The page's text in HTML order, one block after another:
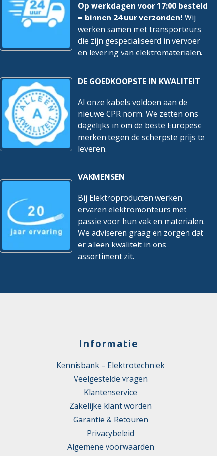
Op werkdagen voor 17:00 besteld
= binnen 24 uur verzonden! Wij
werken samen met transporteurs
die zijn gespecialiseerd in vervoer
en levering van elektromaterialen.
DE GOEDKOOPSTE IN KWALITEIT
Al onze kabels voldoen aan de
nieuwe CPR norm. We zetten ons
dagelijks in om de beste Europese
merken tegen de scherpste prijs te
leveren.
VAKMENSEN
Bij Elektroproducten werken
ervaren elektromonteurs met
passie voor hun vak en materialen.
We adviseren graag en zorgen dat
er alleen kwaliteit in ons
assortiment zit.
Informatie
Kennisbank – Elektrotechniek
Veelgestelde vragen
Klantenservice
Zakelijke klant worden
Garantie & Retouren
Privacybeleid
Algemene voorwaarden